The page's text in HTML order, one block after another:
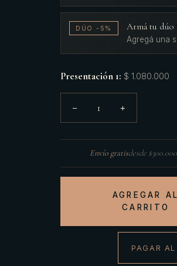
DÚO -5% Armá tu dúo
Agregá una
Presentación 1: $ 1.080.000
− 1 +
Envío gratisdesde $300.000
AGREGAR AL
CARRITO
PAGAR